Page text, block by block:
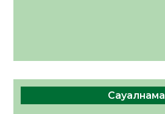
Сауалнама